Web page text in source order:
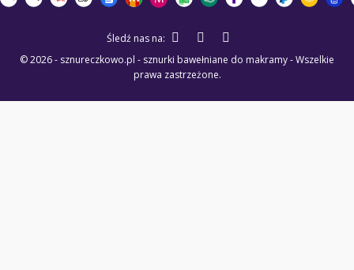
© 2026 - sznureczkowo.pl - sznurki bawełniane do makramy - Wszelkie
prawa zastrzeżone.
Śledź nas na: